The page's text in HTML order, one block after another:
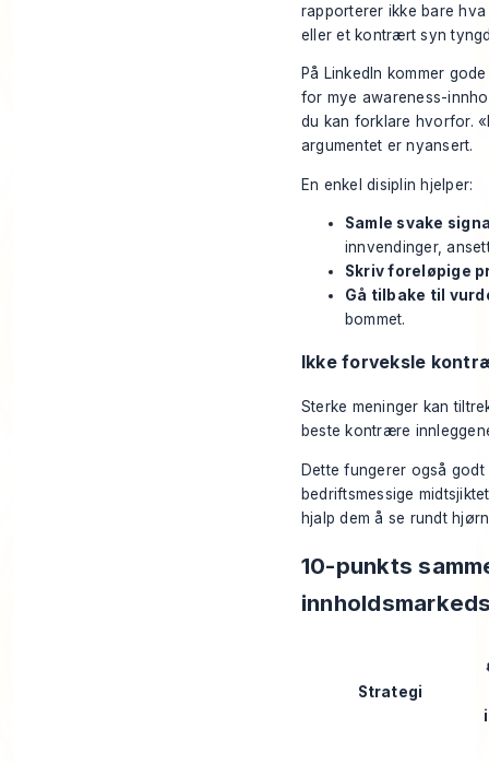
rapporterer ikke bare hva
eller et kontrært syn
På LinkedIn kommer
for mye awareness-
du kan forklare hvorfor.
argumentet er nyansert.
En enkel disiplin hjelper:
Samle svake
innvendinger,
Skriv foreløpige
Gå tilbake til
bommet.
Ikke forveksle
Sterke meninger kan
beste kontrære
Dette fungerer også
bedriftsmessige
hjalp dem å se rundt
10-punkts
Strategi